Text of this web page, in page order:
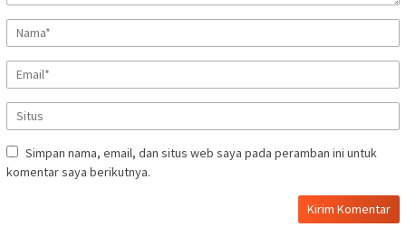
Simpan nama, email, dan situs web saya pada peramban ini untuk
komentar saya berikutnya.